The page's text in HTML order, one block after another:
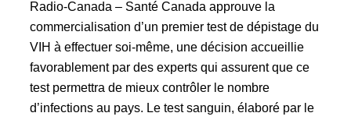
Radio-Canada – Santé Canada approuve la
commercialisation d’un premier test de dépistage du
VIH à effectuer soi-même, une décision accueillie
favorablement par des experts qui assurent que ce
test permettra de mieux contrôler le nombre
d’infections au pays. Le test sanguin, élaboré par le